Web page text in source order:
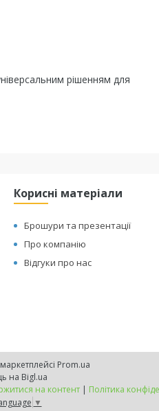
рішенням для
Корисні матеріали
Брошури та презентації
Про компанію
Відгуки про нас
Prom.ua
на Bigl.ua
на контент | Політика
▼